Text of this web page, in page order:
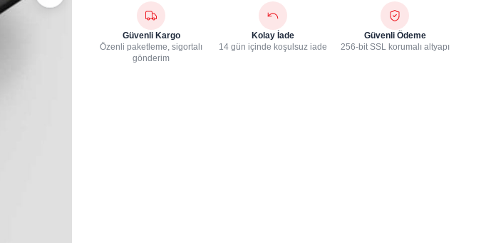
Güvenli Kargo
Özenli paketleme, sigortalı
gönderim
Kolay İade
14 gün içinde koşulsuz iade
Güvenli Ödeme
256-bit SSL korumalı altyapı